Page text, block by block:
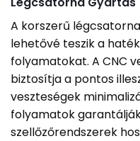
A korszerű
lehetővé teszik a
folyamatokat. A CNC
biztosítja a pontos
veszteségek
folyamatok
szellőzőrendszerek